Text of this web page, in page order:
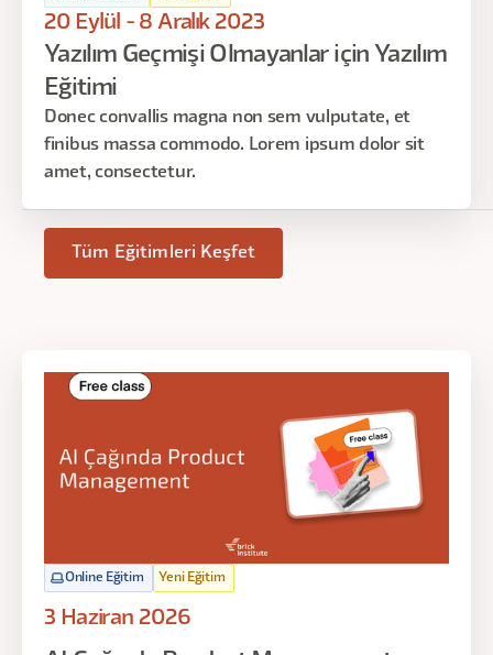
20 Eylül - 8 Aralık 2023
Yazılım Geçmişi Olmayanlar için Yazılım
Eğitimi
Donec convallis magna non sem vulputate, et
finibus massa commodo. Lorem ipsum dolor sit
amet, consectetur.
Tüm Eğitimleri Keşfet
Online Eğitim Yeni Eğitim
3 Haziran 2026